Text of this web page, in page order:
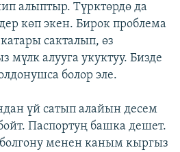
алыптыр. Түрктөрдө да
көп экен. Бирок проблема
сакталып, өз
мүлк алууга укуктуу. Бизде
болор эле.
үй сатып алайын десем
Паспортуң башка дешет.
менен каным кыргыз